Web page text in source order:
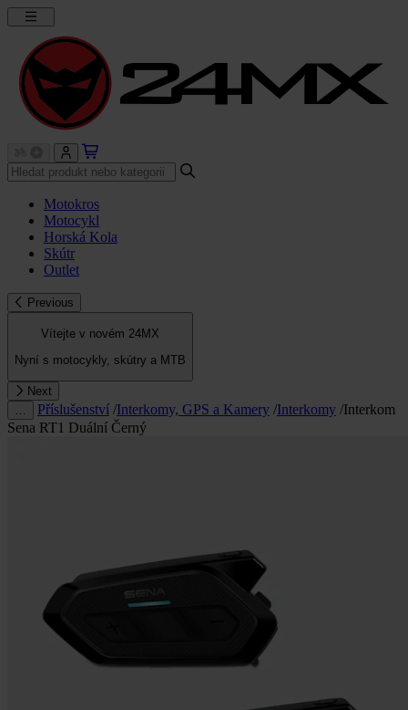
Motokros
Motocykl
Horská Kola
Skútr
Outlet
Previous
Vítejte v novém 24MX
Nyní s motocykly, skútry a MTB
Next
Příslušenství /Interkomy, GPS a Kamery /Interkomy /Interkom
Sena RT1 Duální Černý